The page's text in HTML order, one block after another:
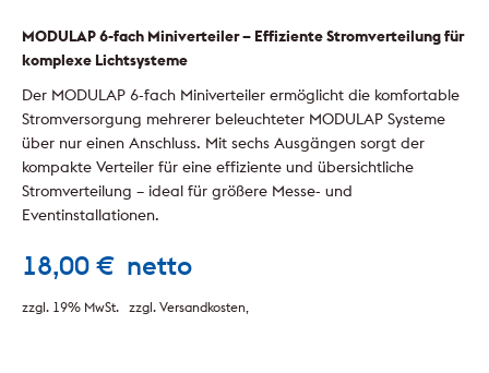
18,00 € netto
zzgl. 19% MwSt. zzgl. Versandkosten
MODULAP 6-fach Miniverteiler – Effiziente Stromverteilung für
komplexe Lichtsysteme
Der MODULAP 6-fach Miniverteiler ermöglicht die komfortable
Stromversorgung mehrerer beleuchteter MODULAP Systeme
über nur einen Anschluss. Mit sechs Ausgängen sorgt der
kompakte Verteiler für eine effiziente und übersichtliche
Stromverteilung – ideal für größere Messe- und
Eventinstallationen.